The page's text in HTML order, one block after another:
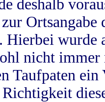
deshalb
Hierbei wurde
nicht
Taufpaten